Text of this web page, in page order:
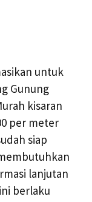
untuk
Gunung
kisaran
per meter
siap
lanjutan
berlaku